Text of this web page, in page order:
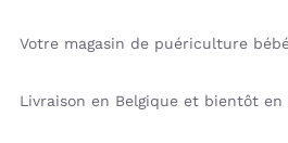
Votre magasin de puériculture
Livraison en Belgique et bientôt en